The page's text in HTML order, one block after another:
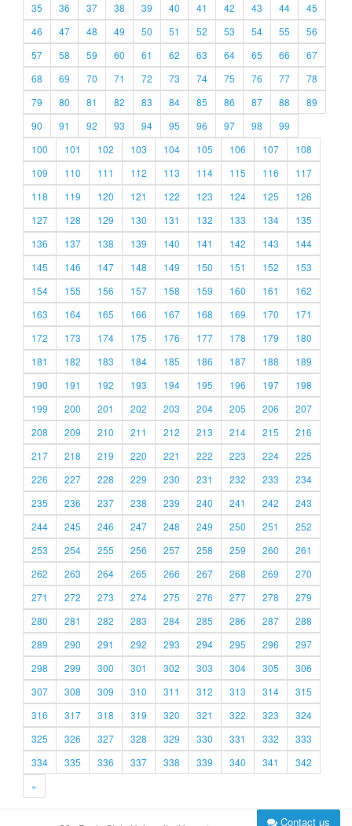
35
36 37 38 39 40 41 42 43 44
45
46
47 48 49 50 51 52 53 54 55
56
57
58 59 60 61 62 63 64 65 66
67
68
69 70 71 72 73 74 75 76 77
78
79
80 81 82 83 84 85 86 87 88
89
90
91 92 93 94 95 96 97 98
99
100
101 102 103 104 105 106 107
108
109
110 111 112 113 114 115 116
117
118
119 120 121 122 123 124 125
126
127
128 129 130 131 132 133 134
135
136
137 138 139 140 141 142 143
144
145
146 147 148 149 150 151 152
153
154
155 156 157 158 159 160 161
162
163
164 165 166 167 168 169 170
171
172
173 174 175 176 177 178 179
180
181
182 183 184 185 186 187 188
189
190
191 192 193 194 195 196 197
198
199
200 201 202 203 204 205 206
207
208
209 210 211 212 213 214 215
216
217
218 219 220 221 222 223 224
225
226
227 228 229 230 231 232 233
234
235
236 237 238 239 240 241 242
243
244
245 246 247 248 249 250 251
252
253
254 255 256 257 258 259 260
261
262
263 264 265 266 267 268 269
270
271
272 273 274 275 276 277 278
279
280
281 282 283 284 285 286 287
288
289
290 291 292 293 294 295 296
297
298
299 300 301 302 303 304 305
306
307
308 309 310 311 312 313 314
315
316
317 318 319 320 321 322 323
324
325
326 327 328 329 330 331 332
333
334
335 336 337 338 339 340 341
342
»
Contact us